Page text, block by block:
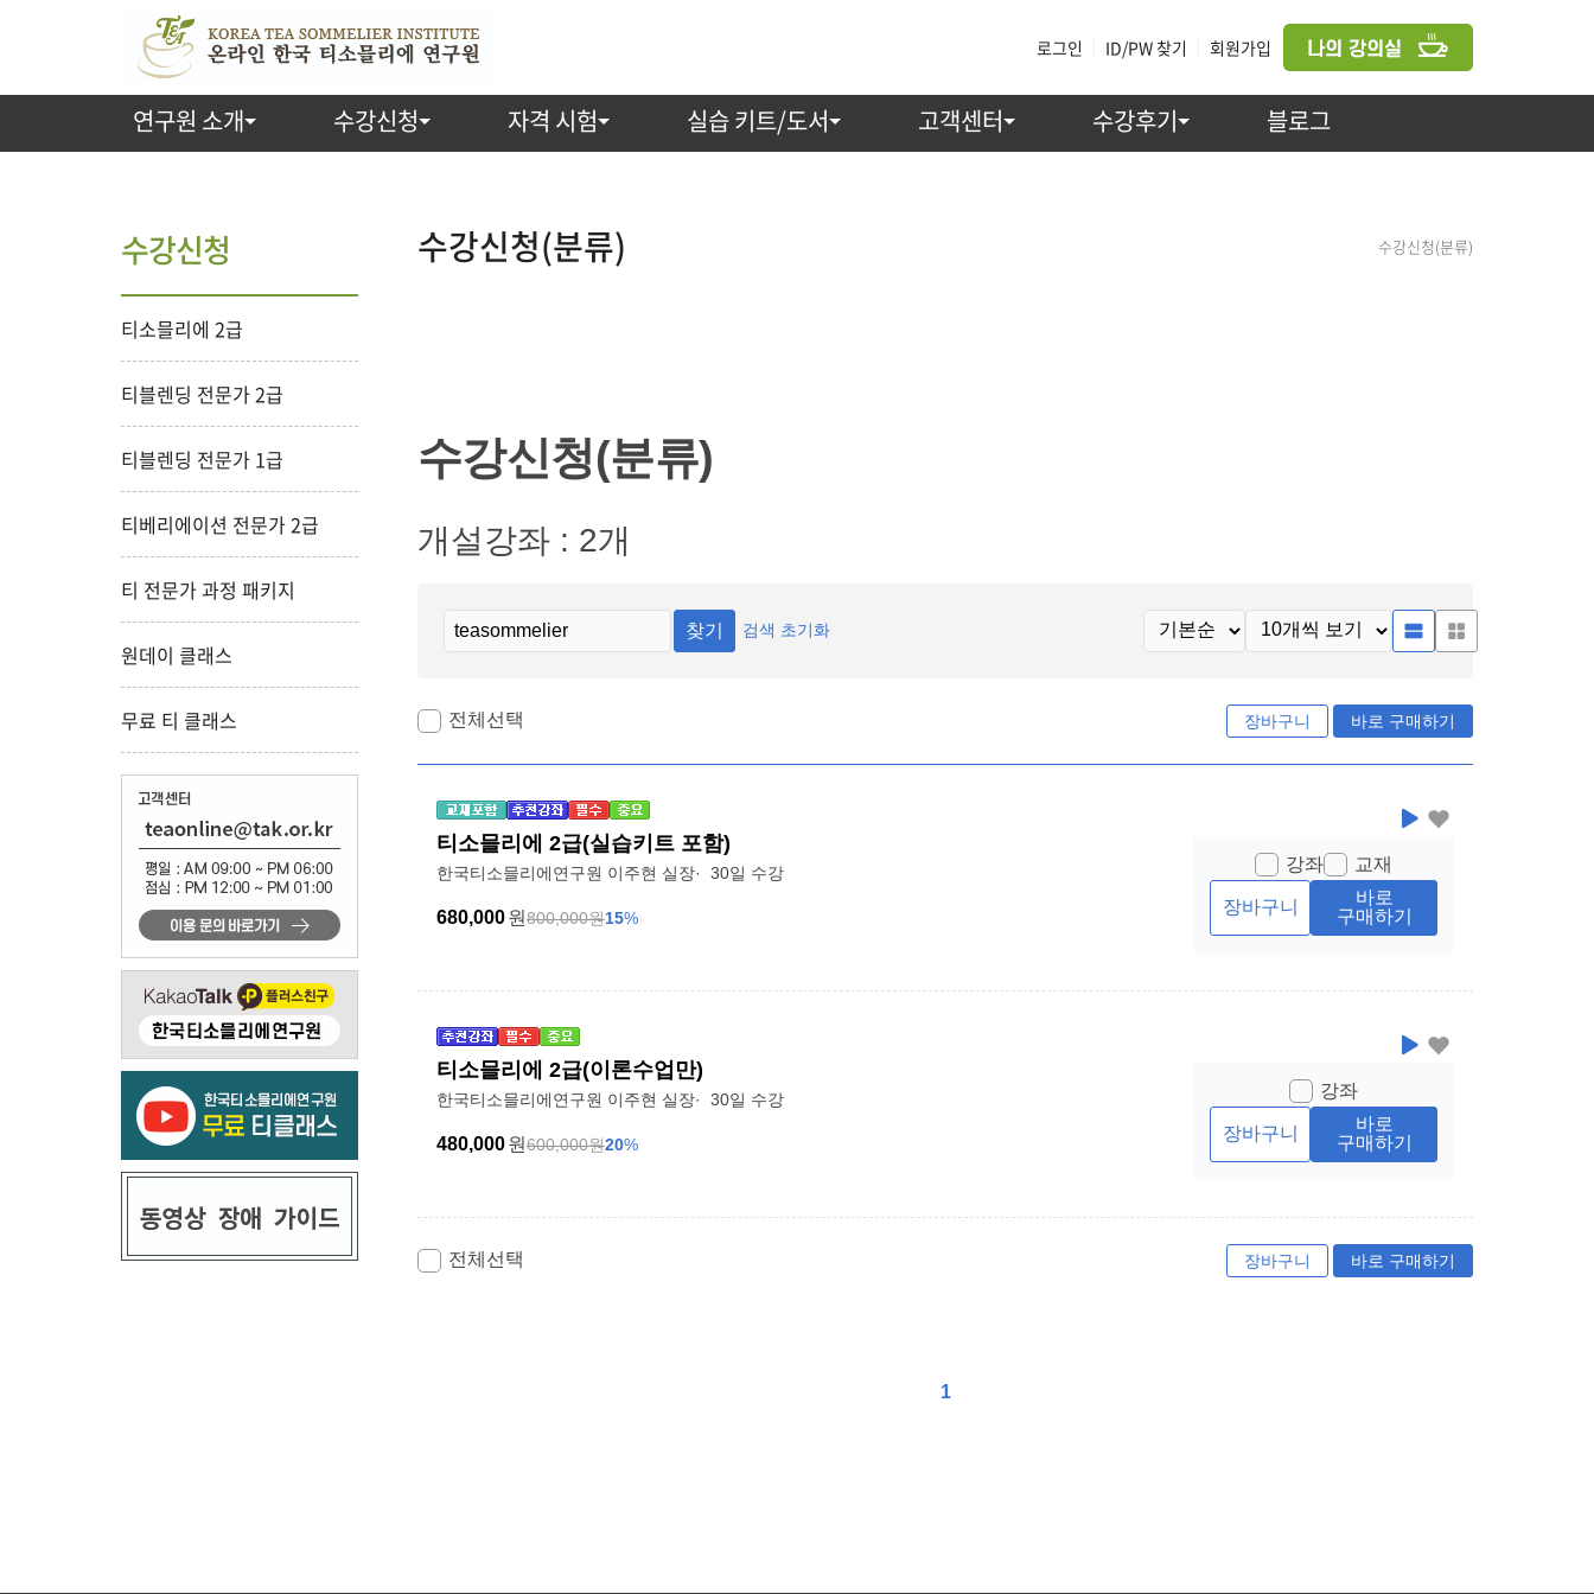
로그인 ID/PW 찾기 회원가입
연구원 소개 수강신청 자격 시험 실습 키트/도서 고객센터 수강후기 블로그
강
류)
수강신청(분류) 수강신청(분류)
수강신청(분류)
개설강좌 : 2개
찾기 검색 초기화
전체선택 장바구니 바로 구매하기
티소믈리에 2급(실습키트 포함)
한국티소믈리에연구원 이주현 실장 30일 수강
680,000원800,000원15%
강좌 교재
장바구니
바로
구매하기
티소믈리에 2급(이론수업만)
한국티소믈리에연구원 이주현 실장 30일 수강
480,000원600,000원20%
강좌
장바구니
바로
구매하기
전체선택 장바구니 바로 구매하기
1
수강신청
티소믈리에 2급
티블렌딩 전문가 2급
티블렌딩 전문가 1급
티베리에이션 전문가 2급
티 전문가 과정 패키지
원데이 클래스
무료 티 클래스